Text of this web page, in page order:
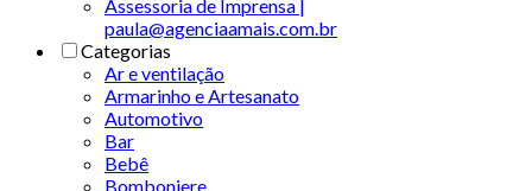
Assessoria de Imprensa |
paula@agenciaamais.com.br
Categorias
Ar e ventilação
Armarinho e Artesanato
Automotivo
Bar
Bebê
Bomboniere